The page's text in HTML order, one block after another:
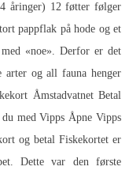
åringer) 12 føtter følger
pappflak på hode og et
«noe». Derfor er det
arter og all fauna henger
Åmstadvatnet Betal
med Vipps Åpne Vipps
og betal Fiskekortet er
Dette var den første